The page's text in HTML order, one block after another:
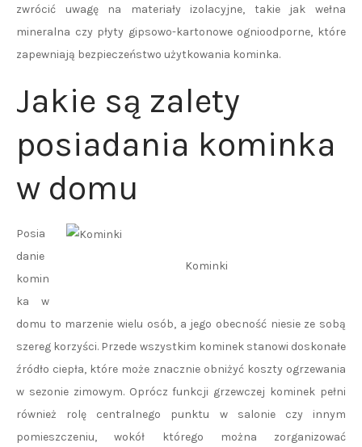
zwrócić uwagę na materiały izolacyjne, takie jak wełna
mineralna czy płyty gipsowo-kartonowe ognioodporne, które
zapewniają bezpieczeństwo użytkowania kominka.
Jakie są zalety
posiadania kominka
w domu
Kominki
Posia
danie
komin
ka w
domu to marzenie wielu osób, a jego obecność niesie ze sobą
szereg korzyści. Przede wszystkim kominek stanowi doskonałe
źródło ciepła, które może znacznie obniżyć koszty ogrzewania
w sezonie zimowym. Oprócz funkcji grzewczej kominek pełni
również rolę centralnego punktu w salonie czy innym
pomieszczeniu, wokół którego można zorganizować